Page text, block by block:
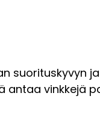
suorituskyvyn
antaa vinkkejä